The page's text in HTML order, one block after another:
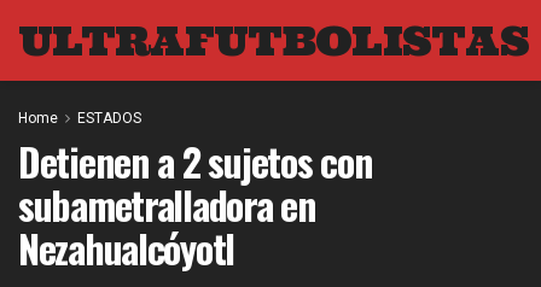
ULTRAFUTBOLISTAS
Home ESTADOS
Detienen a 2 sujetos con
subametralladora en
Nezahualcóyotl